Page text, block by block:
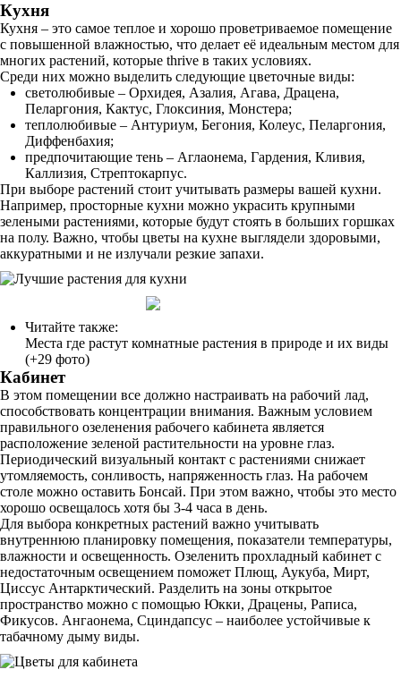
Кухня
Кухня – это самое теплое и хорошо проветриваемое помещение
с повышенной влажностью, что делает её идеальным местом для
многих растений, которые thrive в таких условиях.
Среди них можно выделить следующие цветочные виды:
светолюбивые – Орхидея, Азалия, Агава, Драцена,
Пеларгония, Кактус, Глоксиния, Монстера;
теплолюбивые – Антуриум, Бегония, Колеус, Пеларгония,
Диффенбахия;
предпочитающие тень – Аглаонема, Гардения, Кливия,
Каллизия, Стрептокарпус.
При выборе растений стоит учитывать размеры вашей кухни.
Например, просторные кухни можно украсить крупными
зелеными растениями, которые будут стоять в больших горшках
на полу. Важно, чтобы цветы на кухне выглядели здоровыми,
аккуратными и не излучали резкие запахи.
Читайте также:
Места где растут комнатные растения в природе и их виды
(+29 фото)
Кабинет
В этом помещении все должно настраивать на рабочий лад,
способствовать концентрации внимания. Важным условием
правильного озеленения рабочего кабинета является
расположение зеленой растительности на уровне глаз.
Периодический визуальный контакт с растениями снижает
утомляемость, сонливость, напряженность глаз. На рабочем
столе можно оставить Бонсай. При этом важно, чтобы это место
хорошо освещалось хотя бы 3-4 часа в день.
Для выбора конкретных растений важно учитывать
внутреннюю планировку помещения, показатели температуры,
влажности и освещенность. Озеленить прохладный кабинет с
недостаточным освещением поможет Плющ, Аукуба, Мирт,
Циссус Антарктический. Разделить на зоны открытое
пространство можно с помощью Юкки, Драцены, Раписа,
Фикусов. Ангаонема, Сциндапсус – наиболее устойчивые к
табачному дыму виды.